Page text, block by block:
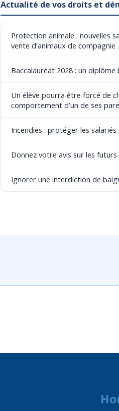
Actualité de vos droits et
Protection animale : nouvelles
vente d’animaux de compagnie
Baccalauréat 2028 : un
Un élève pourra être forcé de
comportement d’un de ses
Incendies : protéger les
Donnez votre avis sur les
Ignorer une interdiction de